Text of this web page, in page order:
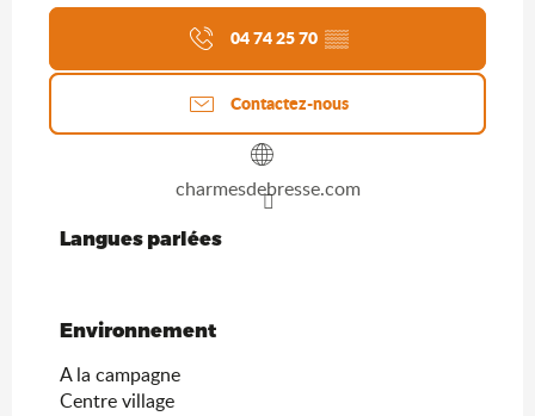
04 74 25 70 ▒▒
Contactez-nous
charmesdebresse.com
Langues parlées
Langues parlées
Environnement
Environnement
A la campagne
Centre village